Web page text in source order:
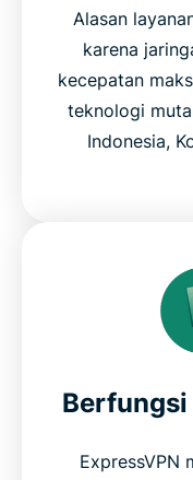
Alasan
karena
kecepatan
teknologi
Indonesia,
ExpressVPN